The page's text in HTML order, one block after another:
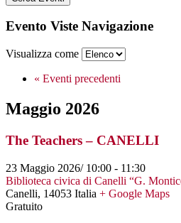
Evento Viste Navigazione
Visualizza come
« Eventi precedenti
Maggio 2026
The Teachers – CANELLI
23 Maggio 2026/ 10:00 - 11:30
Biblioteca civica di Canelli “G.
Canelli, 14053 Italia + Google Maps
Gratuito